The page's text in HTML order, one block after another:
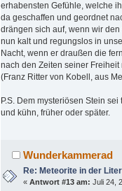
erhabensten Gefühle, welche
da geschaffen und geordnet
drängen sich auf, wenn wir
nun kalt und regungslos in
Nacht, wenn er draußen die
nach den Zeiten seiner
(Franz Ritter von Kobell, aus
P.S. Dem mysteriösen Stein
und kühn, früher oder später.
Wunderkammerad
Re: Meteorite in der
«Antwort #13 am: Juli 24,